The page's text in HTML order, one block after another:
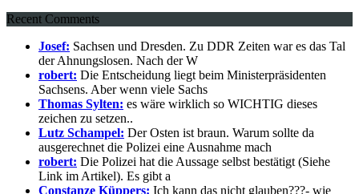
Recent Comments
Josef: Sachsen und Dresden. Zu DDR Zeiten war es das Tal
der Ahnungslosen. Nach der W
robert: Die Entscheidung liegt beim Ministerpräsidenten
Sachsens. Aber wenn viele Sachs
Thomas Sylten: es wäre wirklich so WICHTIG dieses
zeichen zu setzen..
Lutz Schampel: Der Osten ist braun. Warum sollte da
ausgerechnet die Polizei eine Ausnahme mach
robert: Die Polizei hat die Aussage selbst bestätigt (Siehe
Link im Artikel). Es gibt a
Constanze Küppers: Ich kann das nicht glauben???- wie